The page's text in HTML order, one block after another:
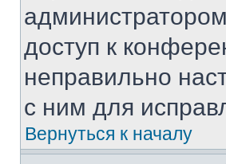
доступ к
неправильно
с ним для
Вернуться к началу